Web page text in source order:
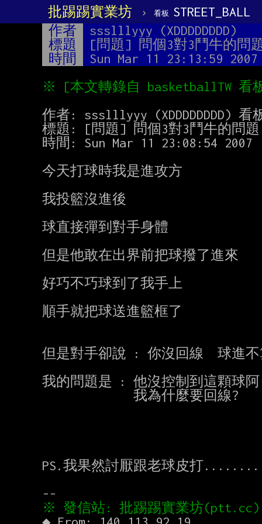
批踢踢實業坊 › 看板 STREET_BALL
作者 ssslllyyy (XDDDDDDDD)
標題
[問題] 問個3對3鬥牛的問
時間
Sun Mar 11 23:13:59 2007
作者: ssslllyyy (XDDDDDDDD) 看
標題: [問題] 問個3對3鬥牛的問題
時間: Sun Mar 11 23:08:54 2007
今天打球時我是進攻方
我投籃沒進後
球直接彈到對手身體
但是他敢在出界前把球撥了進來
好巧不巧球到了我手上
順手就把球送進籃框了
但是對手卻說 : 你沒回線  球進不
我的問題是 : 他沒控制到這顆球
PS.我果然討厭跟老球皮打........